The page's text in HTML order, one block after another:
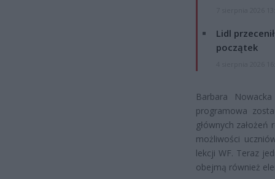
Lidl
początek
Barbara
programowa
głównych
możliwości
lekcji WF. Teraz
obejmą również